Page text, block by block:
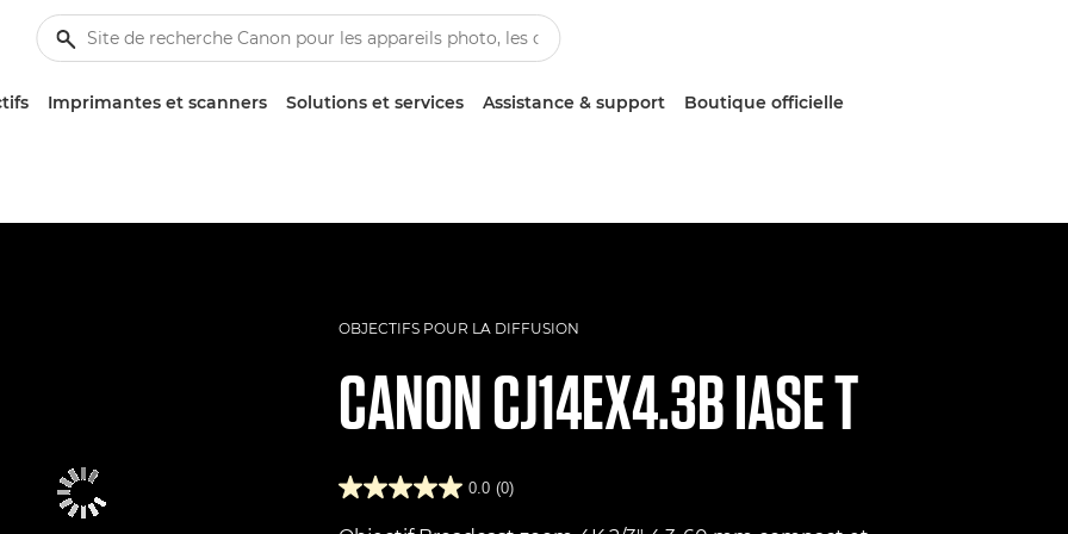
Imprimantes et scanners Solutions et services Assistance & support Boutique officielle
OBJECTIFS POUR LA DIFFUSION
CANONCJ14EX4.3B IASE T
0.0 (0)